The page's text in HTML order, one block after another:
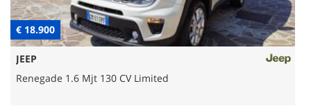
€ 18.900
JEEP
Renegade 1.6 Mjt 130 CV Limited